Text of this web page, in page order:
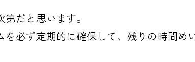
だと思います。
必ず定期的に確保して、残りの時間め